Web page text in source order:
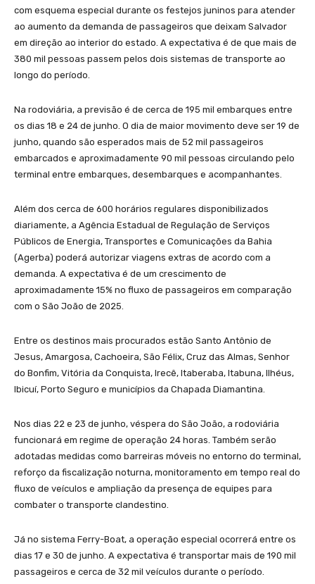
com esquema especial durante os festejos juninos para atender
ao aumento da demanda de passageiros que deixam Salvador
em direção ao interior do estado. A expectativa é de que mais de
380 mil pessoas passem pelos dois sistemas de transporte ao
longo do período.
Na rodoviária, a previsão é de cerca de 195 mil embarques entre
os dias 18 e 24 de junho. O dia de maior movimento deve ser 19 de
junho, quando são esperados mais de 52 mil passageiros
embarcados e aproximadamente 90 mil pessoas circulando pelo
terminal entre embarques, desembarques e acompanhantes.
Além dos cerca de 600 horários regulares disponibilizados
diariamente, a Agência Estadual de Regulação de Serviços
Públicos de Energia, Transportes e Comunicações da Bahia
(Agerba) poderá autorizar viagens extras de acordo com a
demanda. A expectativa é de um crescimento de
aproximadamente 15% no fluxo de passageiros em comparação
com o São João de 2025.
Entre os destinos mais procurados estão Santo Antônio de
Jesus, Amargosa, Cachoeira, São Félix, Cruz das Almas, Senhor
do Bonfim, Vitória da Conquista, Irecê, Itaberaba, Itabuna, Ilhéus,
Ibicuí, Porto Seguro e municípios da Chapada Diamantina.
Nos dias 22 e 23 de junho, véspera do São João, a rodoviária
funcionará em regime de operação 24 horas. Também serão
adotadas medidas como barreiras móveis no entorno do terminal,
reforço da fiscalização noturna, monitoramento em tempo real do
fluxo de veículos e ampliação da presença de equipes para
combater o transporte clandestino.
Já no sistema Ferry-Boat, a operação especial ocorrerá entre os
dias 17 e 30 de junho. A expectativa é transportar mais de 190 mil
passageiros e cerca de 32 mil veículos durante o período.